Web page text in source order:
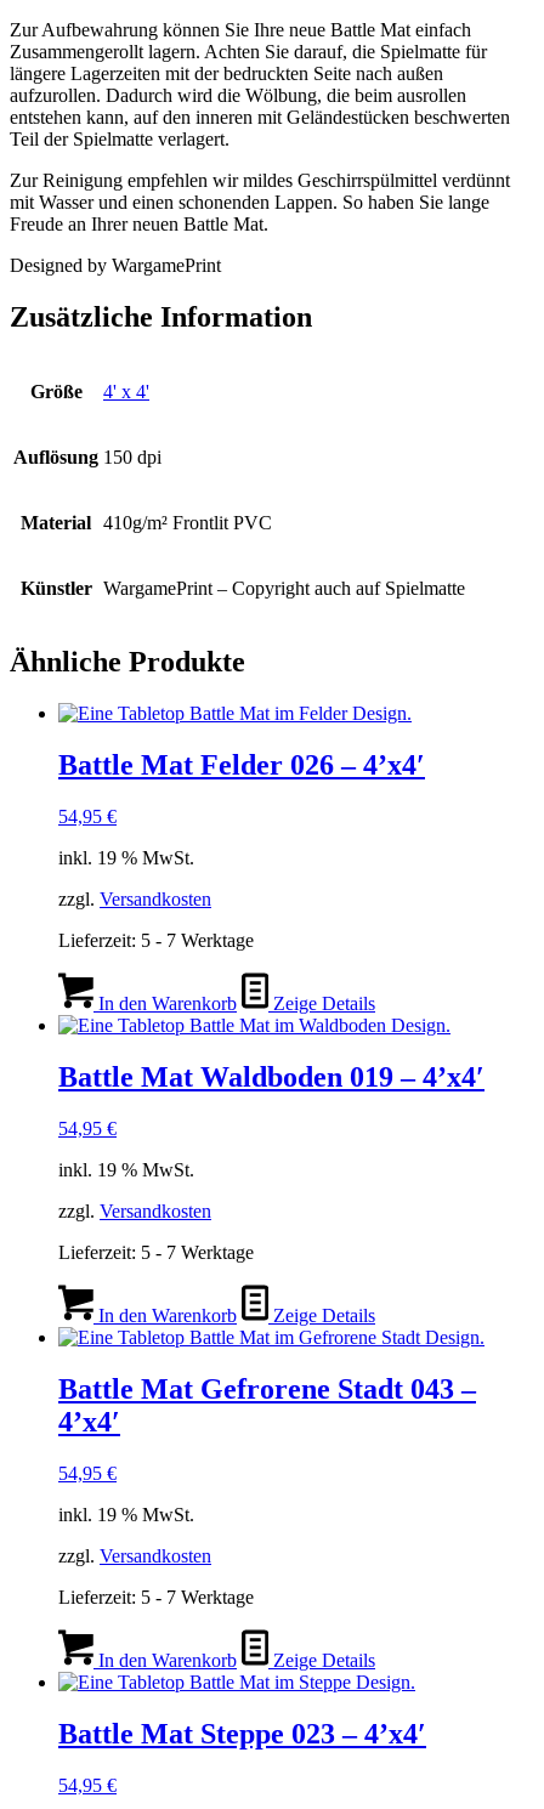
Zur Aufbewahrung können Sie Ihre neue Battle Mat einfach
Zusammengerollt lagern. Achten Sie darauf, die Spielmatte für
längere Lagerzeiten mit der bedruckten Seite nach außen
aufzurollen. Dadurch wird die Wölbung, die beim ausrollen
entstehen kann, auf den inneren mit Geländestücken beschwerten
Teil der Spielmatte verlagert.
Zur Reinigung empfehlen wir mildes Geschirrspülmittel verdünnt
mit Wasser und einen schonenden Lappen. So haben Sie lange
Freude an Ihrer neuen Battle Mat.
Designed by WargamePrint
Zusätzliche Information
Größe 4' x 4'
Auflösung 150 dpi
Material 410g/m² Frontlit PVC
Künstler WargamePrint – Copyright auch auf Spielmatte
Ähnliche Produkte
Battle Mat Felder 026 – 4’x4′
54,95 €
inkl. 19 % MwSt.
zzgl. Versandkosten
Lieferzeit: 5 - 7 Werktage
In den Warenkorb Zeige Details
Battle Mat Waldboden 019 – 4’x4′
54,95 €
inkl. 19 % MwSt.
zzgl. Versandkosten
Lieferzeit: 5 - 7 Werktage
In den Warenkorb Zeige Details
Battle Mat Gefrorene Stadt 043 –
4’x4′
54,95 €
inkl. 19 % MwSt.
zzgl. Versandkosten
Lieferzeit: 5 - 7 Werktage
In den Warenkorb Zeige Details
Battle Mat Steppe 023 – 4’x4′
54,95 €